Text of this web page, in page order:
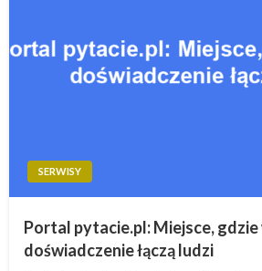
SERWISY
Portal pytacie.pl: Miejsce, gdzie
doświadczenie łączą ludzi